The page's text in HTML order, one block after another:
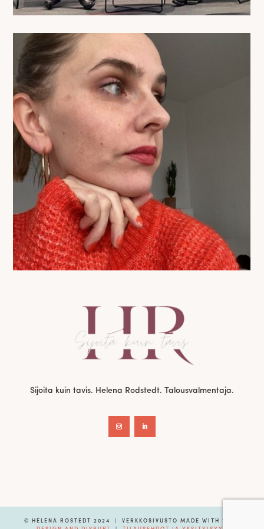
Sijoita kuin tavis. Helena Rodstedt. Talousvalmentaja.
© HELENA ROSTEDT 2024 | VERKKOSIVUSTO MADE WITH 🧡 BY